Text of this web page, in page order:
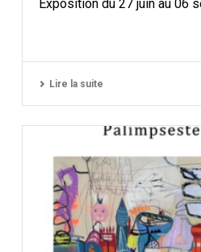
Exposition du 27 juin au 06
Lire la suite